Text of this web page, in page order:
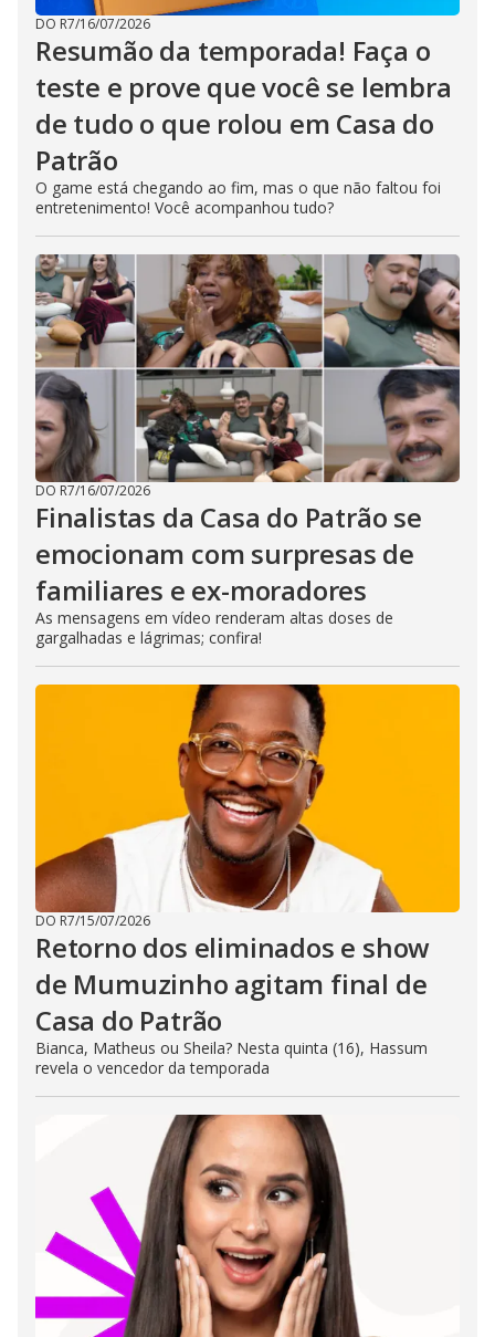
DO R7/16/07/2026
Resumão da temporada! Faça o
teste e prove que você se lembra
de tudo o que rolou em Casa do
Patrão
O game está chegando ao fim, mas o que não faltou foi
entretenimento! Você acompanhou tudo?
DO R7/16/07/2026
Finalistas da Casa do Patrão se
emocionam com surpresas de
familiares e ex-moradores
As mensagens em vídeo renderam altas doses de
gargalhadas e lágrimas; confira!
DO R7/15/07/2026
Retorno dos eliminados e show
de Mumuzinho agitam final de
Casa do Patrão
Bianca, Matheus ou Sheila? Nesta quinta (16), Hassum
revela o vencedor da temporada